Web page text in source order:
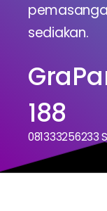
sediakan.
188
081333256233